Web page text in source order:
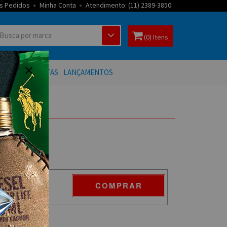
Pedidos Minha Conta Atendimento: (11) 2389-3850
(0) Itens
OFERTAS LANÇAMENTOS
COMPRAR